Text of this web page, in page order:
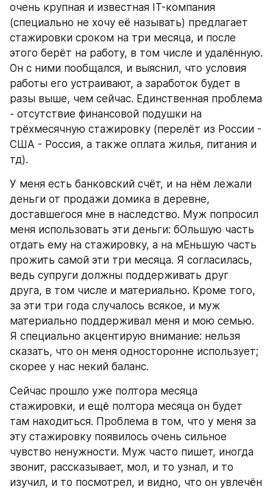
очень крупная и известная IT-компания
(специально не хочу её называть) предлагает
стажировки сроком на три месяца, и после
этого берёт на работу, в том числе и удалённую.
Он с ними пообщался, и выяснил, что условия
работы его устраивают, а заработок будет в
разы выше, чем сейчас. Единственная проблема
- отсутствие финансовой подушки на
трёхмесячную стажировку (перелёт из России -
США - Россия, а также оплата жилья, питания и
тд).
У меня есть банковский счёт, и на нём лежали
деньги от продажи домика в деревне,
доставшегося мне в наследство. Муж попросил
меня использовать эти деньги: бОльшую часть
отдать ему на стажировку, а на мЕньшую часть
прожить самой эти три месяца. Я согласилась,
ведь супруги должны поддерживать друг
друга, в том числе и материально. Кроме того,
за эти три года случалось всякое, и муж
материально поддерживал меня и мою семью.
Я специально акцентирую внимание: нельзя
сказать, что он меня односторонне использует;
скорее у нас некий баланс.
Сейчас прошло уже полтора месяца
стажировки, и ещё полтора месяца он будет
там находиться. Проблема в том, что у меня за
эту стажировку появилось очень сильное
чувство ненужности. Муж часто пишет, иногда
звонит, рассказывает, мол, и то узнал, и то
изучил, и то посмотрел, и видно, что он увлечён